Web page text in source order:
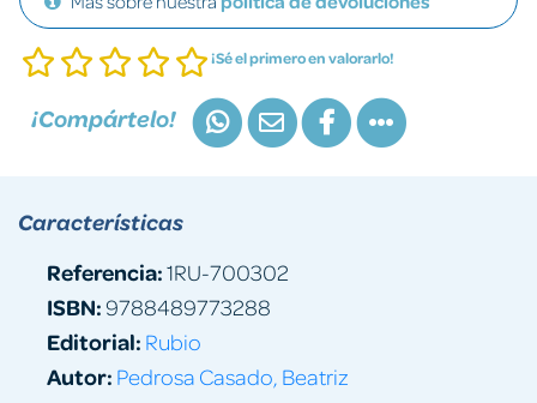
¡Sé el primero en valorarlo!
¡Compártelo!
Características
Referencia:1RU-700302
ISBN:9788489773288
Editorial: Rubio
Autor: Pedrosa Casado, Beatriz